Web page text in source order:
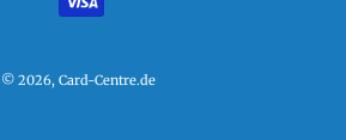
© 2026, Card-Centre.de